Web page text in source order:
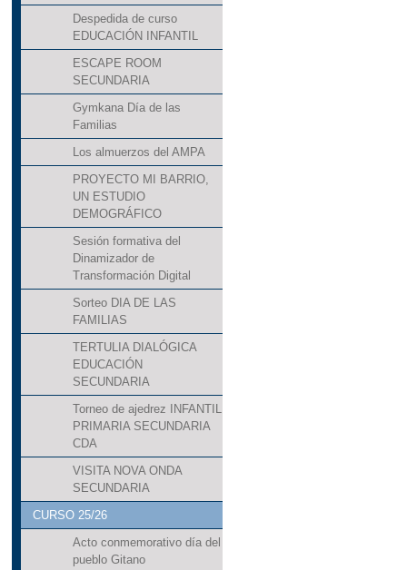
Despedida de curso
EDUCACIÓN INFANTIL
ESCAPE ROOM
SECUNDARIA
Gymkana Día de las
Familias
Los almuerzos del AMPA
PROYECTO MI BARRIO,
UN ESTUDIO
DEMOGRÁFICO
Sesión formativa del
Dinamizador de
Transformación Digital
Sorteo DIA DE LAS
FAMILIAS
TERTULIA DIALÓGICA
EDUCACIÓN
SECUNDARIA
Torneo de ajedrez INFANTIL
PRIMARIA SECUNDARIA
CDA
VISITA NOVA ONDA
SECUNDARIA
CURSO 25/26
Acto conmemorativo día del
pueblo Gitano